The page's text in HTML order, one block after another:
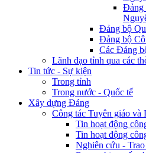
Đảng
Đảng bộ
Đảng bộ
Các Đảng
Lãnh đạo tỉnh qua các
Tin tức - Sự kiện
Trong tỉnh
Trong nước - Quốc tế
Xây dựng Đảng
Công tác Tuyên giáo và
Tin hoạt động
Tin hoạt động
Nghiên cứu -